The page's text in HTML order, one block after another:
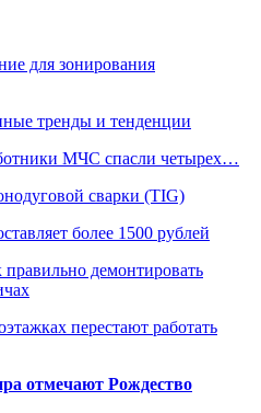
для зонирования
тренды и тенденции
МЧС спасли четырех…
сварки (TIG)
более 1500 рублей
демонтировать
перестают работать
отмечают Рождество